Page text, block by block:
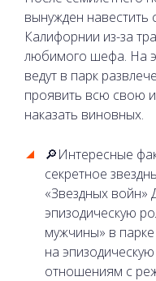
вынужден навестить
Калифорнии из-за
любимого шефа. На
ведут в парк
проявить всю свою
наказать виновных.
🔎Интересные
секретное
«Звездных войн»
эпизодическую
мужчины» в
на
отношениям с